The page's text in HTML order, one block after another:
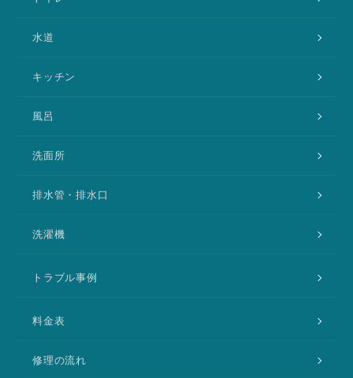
水道
キッチン
風呂
洗面所
排水管・排水口
洗濯機
トラブル事例
料金表
修理の流れ